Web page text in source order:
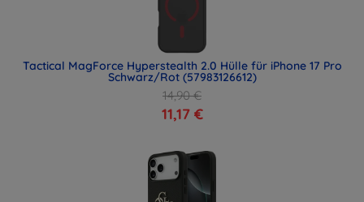
Tactical MagForce Hyperstealth 2.0 Hülle für iPhone 17 Pro
Schwarz/Rot (57983126612)
14,90 €
11,17 €